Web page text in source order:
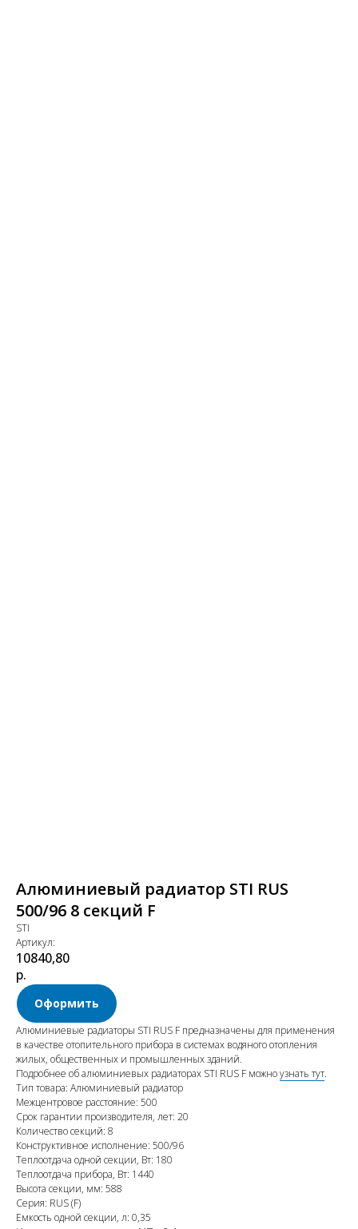
Алюминиевый радиатор STI RUS
500/96 8 секций F
STI
Артикул:
10840,80
р.
Оформить
Алюминиевые радиаторы STI RUS F предназначены для применения
в качестве отопительного прибора в системах водяного отопления
жилых, общественных и промышленных зданий.
Подробнее об алюминиевых радиаторах STI RUS F можноузнать тут.
Тип товара: Алюминиевый радиатор
Межцентровое расстояние: 500
Срок гарантии производителя, лет: 20
Количество секций: 8
Конструктивное исполнение: 500/96
Теплоотдача одной секции, Вт: 180
Теплоотдача прибора, Вт: 1440
Высота секции, мм: 588
Серия: RUS (F)
Емкость одной секции, л: 0,35